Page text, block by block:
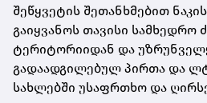
შეწყვეტის შეთანხმებით
გაიყვანოს თავისი
ტერიტორიიდან და
გადაადგილებულ პირთა და
სახლებში უსაფრთხო და